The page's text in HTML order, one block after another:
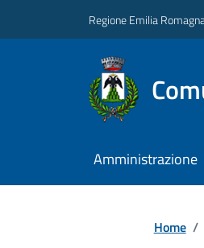
Regione Emilia
Amministrazione
Home /